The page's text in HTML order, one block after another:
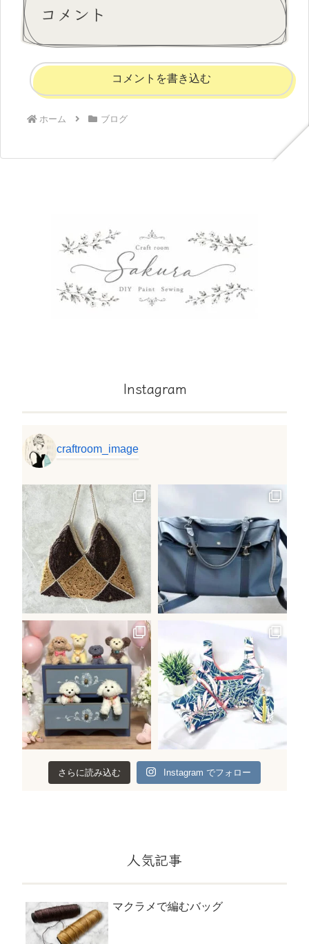
コメント
コメントを書き込む
ホーム ブログ
Instagram
craftroom_image
さらに読み込む Instagram でフォロー
人気記事
マクラメで編むバッグ